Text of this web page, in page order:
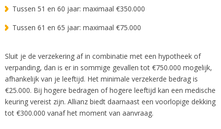
Tussen 51 en 60 jaar: maximaal €350.000
Tussen 61 en 65 jaar: maximaal €75.000
Sluit je de verzekering af in combinatie met een hypotheek of
verpanding, dan is er in sommige gevallen tot €750.000 mogelijk,
afhankelijk van je leeftijd. Het minimale verzekerde bedrag is
€25.000. Bij hogere bedragen of hogere leeftijd kan een medische
keuring vereist zijn. Allianz biedt daarnaast een voorlopige dekking
tot €300.000 vanaf het moment van aanvraag.